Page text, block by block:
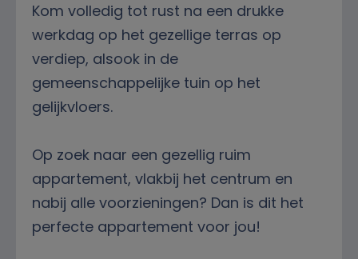
Kom volledig tot rust na een drukke
werkdag op het gezellige terras op
verdiep, alsook in de
gemeenschappelijke tuin op het
gelijkvloers.
Op zoek naar een gezellig ruim
appartement, vlakbij het centrum en
nabij alle voorzieningen? Dan is dit het
perfecte appartement voor jou!